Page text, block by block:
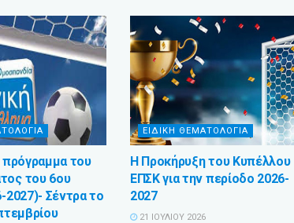
του
του 6ου
2027)- Σέντρα το
ΕΙΔΙΚΗ ΘΕΜΑΤΟΛΟΓΙΑ
Η Προκήρυξη του Κυπέλλου
ΕΠΣΚ για την περίοδο 2026-
2027
21 ΙΟΥΛΊΟΥ 2026